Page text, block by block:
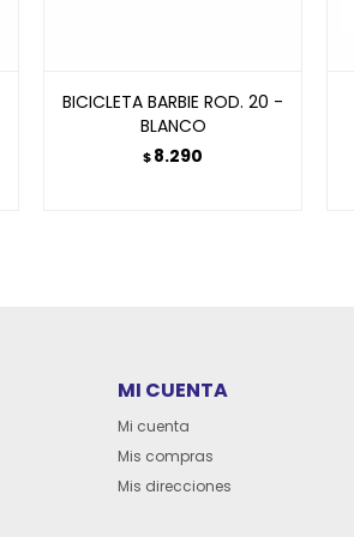
BICICLETA BARBIE ROD. 20 -
BLANCO
$8.290
MI CUENTA
Mi cuenta
Mis compras
Mis direcciones